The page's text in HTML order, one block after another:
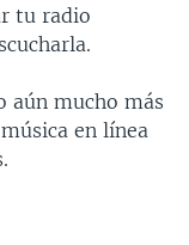
tu radio
aún mucho más
en línea